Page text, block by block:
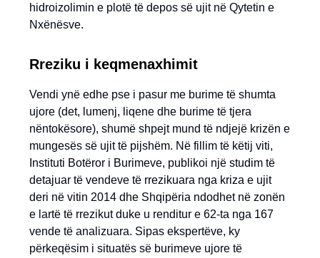
hidroizolimin e plotë të depos së ujit në Qytetin e
Nxënësve.
Rreziku i keqmenaxhimit
Vendi ynë edhe pse i pasur me burime të shumta
ujore (det, lumenj, liqene dhe burime të tjera
nëntokësore), shumë shpejt mund të ndjejë krizën e
mungesës së ujit të pijshëm. Në fillim të këtij viti,
Instituti Botëror i Burimeve, publikoi një studim të
detajuar të vendeve të rrezikuara nga kriza e ujit
deri në vitin 2014 dhe Shqipëria ndodhet në zonën
e lartë të rrezikut duke u renditur e 62-ta nga 167
vende të analizuara. Sipas ekspertëve, ky
përkeqësim i situatës së burimeve ujore të